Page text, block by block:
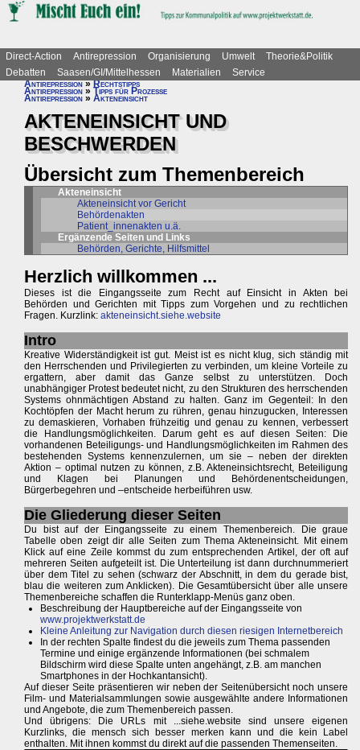
Direct-Action Antirepression Organisierung Umwelt
Theorie&Politik
Debatten
Saasen/GI/Mittelhessen Materialien
Service
Antirepression»Rechtstipps
Antirepression » Tipps für Prozesse
Antirepression » Akteneinsicht
AKTENEINSICHT UND
BESCHWERDEN
Übersicht zum Themenbereich
Akteneinsicht
Akteneinsicht vor Gericht
Behördenakten
Patient_innenakten u.ä.
Ergänzende Seiten und Links
Behörden, Gerichte, Hilfsmittel
Herzlich willkommen ...
Dieses ist die Eingangsseite zum Recht auf Einsicht in Akten bei
Behörden und Gerichten mit Tipps zum Vorgehen und zu rechtlichen
Fragen. Kurzlink: akteneinsicht.siehe.website
Intro
Kreative Widerständigkeit ist gut. Meist ist es nicht klug, sich ständig mit
den Herrschenden und Privilegierten zu verbinden, um kleine Vorteile zu
ergattern, aber damit das Ganze selbst zu unterstützen. Doch
unabhängiger Protest bedeutet nicht, zu den Strukturen des herrschenden
Systems ohnmächtigen Abstand zu halten. Ganz im Gegenteil: In den
Kochtöpfen der Macht herum zu rühren, genau hinzugucken, Interessen
zu demaskieren, Vorhaben frühzeitig und genau zu kennen, verbessert
die Handlungsmöglichkeiten. Darum geht es auf diesen Seiten: Die
vorhandenen Beteiligungs- und Handlungsmöglichkeiten im Rahmen des
bestehenden Systems kennenzulernen, um sie – neben der direkten
Aktion – optimal nutzen zu können, z.B. Akteneinsichtsrecht, Beteiligung
und Klagen bei Planungen und Behördenentscheidungen,
Bürgerbegehren und –entscheide herbeiführen usw.
Die Gliederung dieser Seiten
Du bist auf der Eingangsseite zu einem Themenbereich. Die graue
Tabelle oben zeigt dir alle Seiten zum Thema Akteneinsicht. Mit einem
Klick auf eine Zeile kommst du zum entsprechenden Artikel, der oft auf
mehreren Seiten aufgeteilt ist. Die Unterteilung ist dann durchnummeriert
über dem Titel zu sehen (schwarz der Abschnitt, in dem du gerade bist,
blau die weiteren zum Anklicken). Die Gesamtübersicht über alle unsere
Themenbereiche schaffen die Runterklapp-Menüs ganz oben.
Beschreibung der Hauptbereiche auf der Eingangsseite von
www.projektwerkstatt.de
Kleine Anleitung zur Navigation durch diesen riesigen Internetbereich
In der rechten Spalte findest du die jeweils zum Thema passenden
Termine und einige ergänzende Informationen (bei schmalem
Bildschirm wird diese Spalte unten angehängt, z.B. am manchen
Smartphones in der Hochkantansicht).
Auf dieser Seite präsentieren wir neben der Seitenübersicht noch unsere
Film- und Materialsammlungen sowie ausgewählte andere Informationen
und Angebote, die zum Themenbereich passen.
Und übrigens: Die URLs mit ...siehe.website sind unsere eigenen
Kurzlinks, die mensch sich besser merken kann und die kein Label
enthalten. Mit ihnen kommst du direkt auf die passenden Themenseiten.